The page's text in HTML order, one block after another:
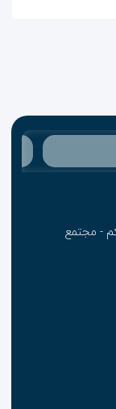
- مجتمع